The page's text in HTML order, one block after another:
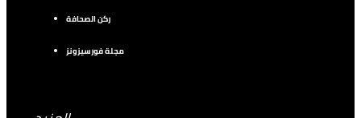
ركن الصحافة
مجلة فورسيزونز